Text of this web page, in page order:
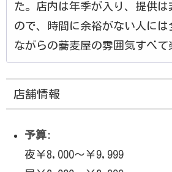
た。店内は年季が入り、提供は
ので、時間に余裕がない人に
ながらの蕎麦屋の雰囲気すべて
店舗情報
予算:
夜￥8,000～￥9,999